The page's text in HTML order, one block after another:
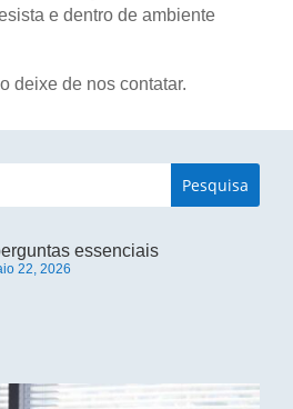
e dentro de ambiente
deixe de nos contatar.
essenciais
22, 2026